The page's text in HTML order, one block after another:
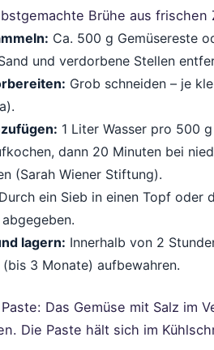
Brühe aus
Ca. 500 g Gemüsereste
und verdorbene Stellen
Grob schneiden – je
1 Liter Wasser pro 500
dann 20 Minuten bei
(Sarah Wiener Stiftung).
Durch ein Sieb in einen Topf oder
lagern: Innerhalb von 2
3 Monate) aufbewahren.
Das Gemüse mit Salz im
Die Paste hält sich im